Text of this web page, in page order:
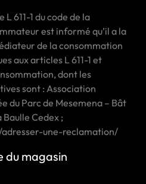
611-1 du code de la
est informé qu’il a la
de la consommation
aux articles L 611-1 et
dont les
sont : Association
du Parc de Mesemena – Bât
Cedex ;
une-reclamation/
du magasin